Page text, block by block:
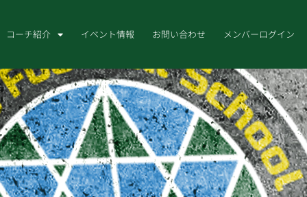
コーチ紹介 イベント情報 お問い合わせ メンバーログイン